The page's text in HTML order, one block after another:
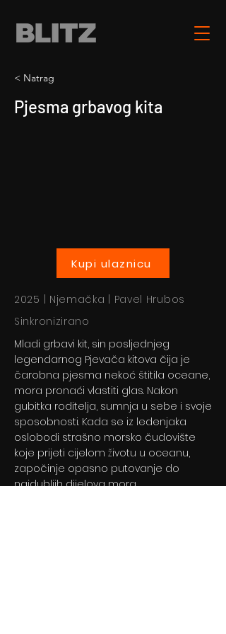
< Natrag
Pjesma grbavog kita
Kupi ulaznicu
2025 | Njemačka | Pavel Hrubos
Sinkronizirano
Mladi grbavi kit, sin posljednjeg
legendarnog Pjevača kitova čija je
čarobna pjesma nekoć štitila oceane,
mora pronaći vlastiti glas. Nakon
gubitka roditelja, sumnja u sebe i svoje
sposobnosti. Kada se iz ledenjaka
oslobodi strašno morsko čudovište
koje prijeti cijelom životu u oceanu,
započinje opasno putovanje do
najdubljih dijelova mora.